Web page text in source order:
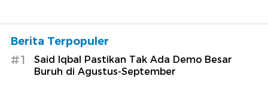
Berita Terpopuler
#1
Said Iqbal Pastikan Tak Ada Demo Besar
Buruh di Agustus-September